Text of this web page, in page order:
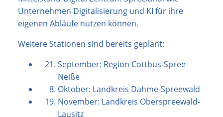
Unternehmen Digitalisierung und KI für ihre
eigenen Abläufe nutzen können.
Weitere Stationen sind bereits geplant:
September: Region Cottbus-Spree-
Neiße
Oktober: Landkreis Dahme-Spreewald
November: Landkreis Oberspreewald-
Lausitz